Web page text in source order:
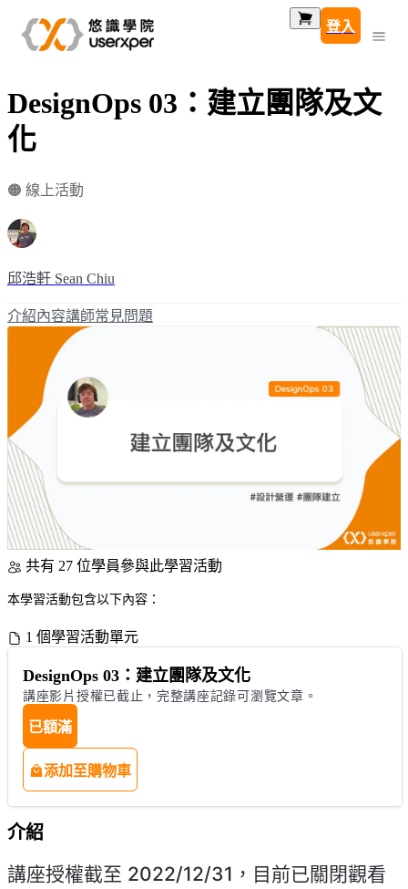
登入
DesignOps 03：建立團隊及文
化
🟠 線上活動
邱浩軒 Sean Chiu
介紹內容講師常見問題
共有 27 位學員參與此學習活動
本學習活動包含以下內容：
1 個學習活動單元
DesignOps 03：建立團隊及文化
講座影片授權已截止，完整講座記錄可瀏覽文章。
已額滿
添加至購物車
介紹
講座授權截至 2022/12/31，目前已關閉觀看